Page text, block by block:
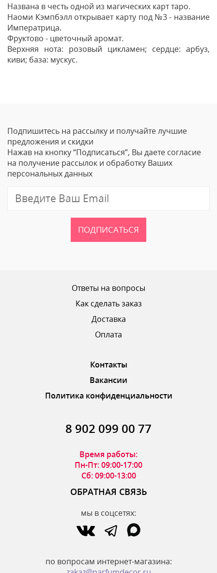
Названа в честь одной из магических карт таро.
Наоми Кэмпбэлл открывает карту под №3 - название
Императрица.
Фруктово - цветочный аромат.
Верхняя нота: розовый цикламен; сердце: арбуз,
киви; база: мускус.
Ваше Имя
Email
ОТПРАВИТЬ ОТЗЫВ
Подпишитесь на рассылку и получайте лучшие
предложения и скидки
Нажав на кнопку “Подписаться”, Вы даете согласие
на получение рассылок и обработку Ваших
персональных данных
ПОДПИСАТЬСЯ
Ответы на вопросы
Как сделать заказ
Доставка
Оплата
Контакты
Вакансии
Политика конфиденциальности
8 902 099 00 77
Время работы:
Пн-Пт: 09:00-17:00
Сб: 09:00-13:00
ОБРАТНАЯ СВЯЗЬ
мы в соцсетях:
по вопросам интернет-магазина: